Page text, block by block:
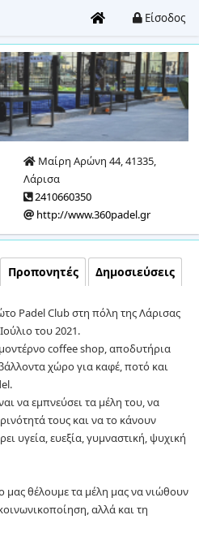
Είσοδος
Μαίρη Αρώνη 44, 41335,
Λάρισα
2410660350
http://www.360padel.gr
Προπονητές Δημοσιεύσεις
Padel Club στη πόλη της Λάρισας
του 2021.
coffee shop, αποδυτήρια
χώρο για καφέ, ποτό και
να εμπνεύσει τα μέλη του, να
τους και να το κάνουν
υγεία, ευεξία, γυμναστική, ψυχική
μας θέλουμε τα μέλη μας να νιώθουν
αλλά και τη